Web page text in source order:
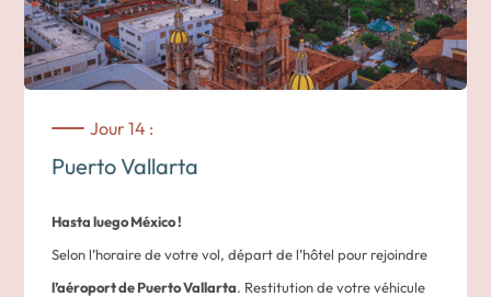
Jour 14 :
Puerto Vallarta
Hasta luego México !
Selon l’horaire de votre vol, départ de l’hôtel pour rejoindre
l’aéroport de Puerto Vallarta. Restitution de votre véhicule